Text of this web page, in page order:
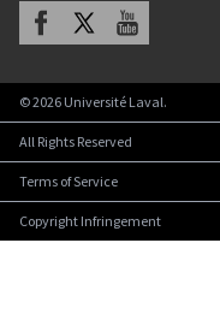
Facebook Youtube
©2026 Université Laval.
All Rights Reserved
Terms of Service
Copyright Infringement